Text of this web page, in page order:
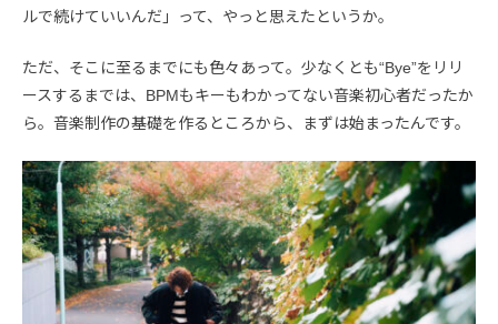
ルで続けていいんだ」って、やっと思えたというか。
ただ、そこに至るまでにも色々あって。少なくとも“Bye”をリリ
ースするまでは、BPMもキーもわかってない音楽初心者だったか
ら。音楽制作の基礎を作るところから、まずは始まったんです。